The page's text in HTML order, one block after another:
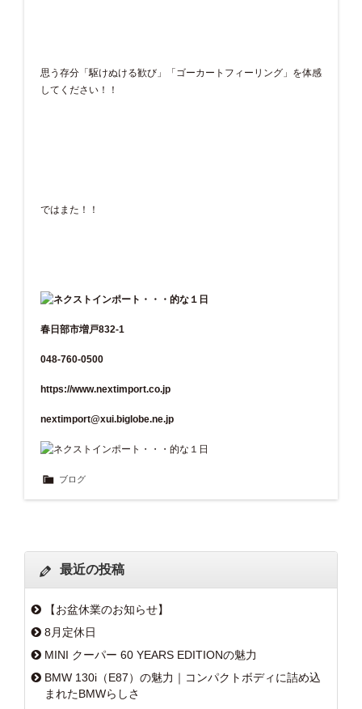
思う存分「駆けぬける歓び」「ゴーカートフィーリング」を体感
してください！！
ではまた！！
春日部市増戸832-1
048-760-0500
https://www.nextimport.co.jp
nextimport@xui.biglobe.ne.jp
ブログ
最近の投稿
【お盆休業のお知らせ】
8月定休日
MINI クーパー 60 YEARS EDITIONの魅力
BMW 130i（E87）の魅力｜コンパクトボディに詰め込
まれたBMWらしさ